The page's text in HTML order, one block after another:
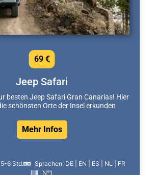
Jeep Safari
besten Jeep Safari Gran Canarias! Hier
schönsten Orte der Insel erkunden
Mehr Infos
69 €
6 Std.
Sprachen: DE | EN | ES | NL | FR
N°1